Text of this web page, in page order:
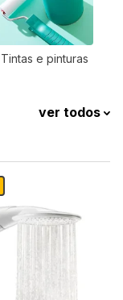
Tintas e pinturas
ver todos